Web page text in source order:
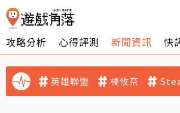
攻略分析 心得評測 新聞資訊 快
英雄聯盟 橘攸奈